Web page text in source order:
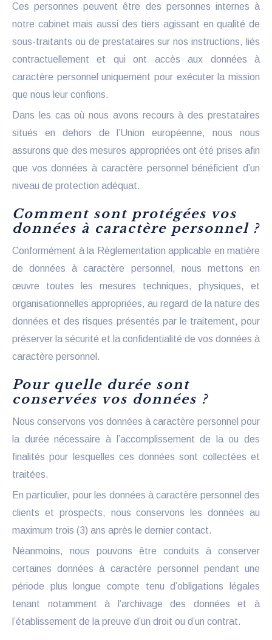
Ces personnes peuvent être des personnes internes à
notre cabinet mais aussi des tiers agissant en qualité de
sous-traitants ou de prestataires sur nos instructions, liés
contractuellement et qui ont accès aux données à
caractère personnel uniquement pour exécuter la mission
que nous leur confions.
Dans les cas où nous avons recours à des prestataires
situés en dehors de l’Union européenne, nous nous
assurons que des mesures appropriées ont été prises afin
que vos données à caractère personnel bénéficient d’un
niveau de protection adéquat.
Comment sont protégées vos
données à caractère personnel ?
Conformément à la Règlementation applicable en matière
de données à caractère personnel, nous mettons en
œuvre toutes les mesures techniques, physiques, et
organisationnelles appropriées, au regard de la nature des
données et des risques présentés par le traitement, pour
préserver la sécurité et la confidentialité de vos données à
caractère personnel.
Pour quelle durée sont
conservées vos données ?
Nous conservons vos données à caractère personnel pour
la durée nécessaire à l’accomplissement de la ou des
finalités pour lesquelles ces données sont collectées et
traitées.
En particulier, pour les données à caractère personnel des
clients et prospects, nous conservons les données au
maximum trois (3) ans après le dernier contact.
Néanmoins, nous pouvons être conduits à conserver
certaines données à caractère personnel pendant une
période plus longue compte tenu d’obligations légales
tenant notamment à l’archivage des données et à
l’établissement de la preuve d’un droit ou d’un contrat.